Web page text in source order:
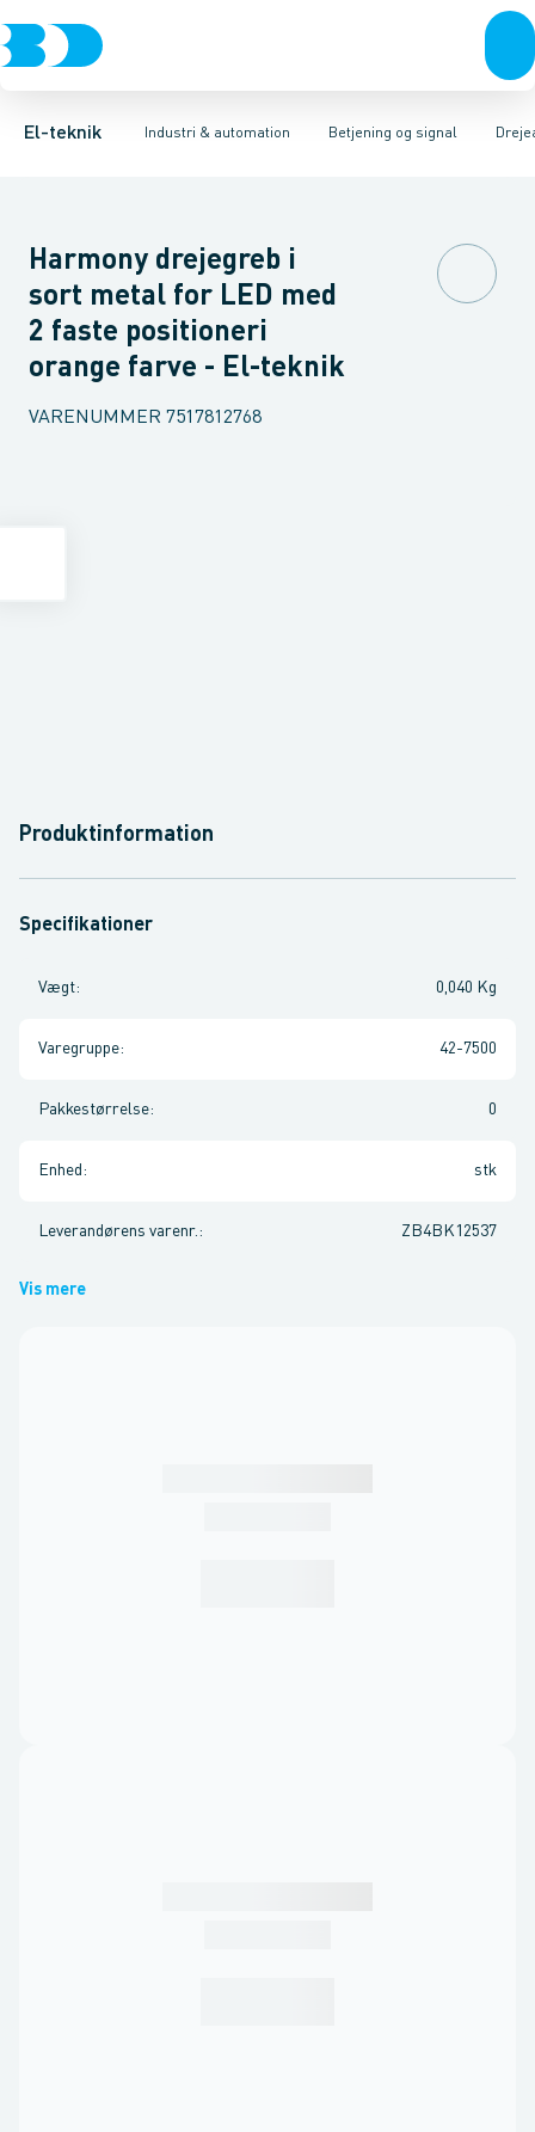
El-teknik Industri & automation
Afbrydere, stikkontakter & lampeudtagForgreningsmateriel
Betjening og signal
Industristiksystemer Frekvensomformere og softstartere
TrykknaphovedLystårn element, optiskTilslutningsmodul
Harmony drejegreb i
sort metal for LED med
2 faste positioneri
orange farve - El-teknik
VARENUMMER 7517812768
Produktinformation
Specifikationer
Vægt: 0,040 Kg
Varegruppe: 42-7500
Pakkestørrelse: 0
Enhed : stk
Leverandørens varenr. : ZB4BK12537
Vis mere